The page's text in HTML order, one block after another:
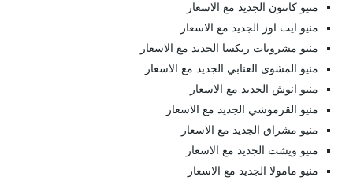
منيو كانتون الجديد مع الاسعار
منيو ايت اوز الجديد مع الاسعار
منيو مشروبات ريكسا الجديد مع الاسعار
منيو المشوى العنابي الجديد مع الاسعار
منيو انوش الجديد مع الاسعار
منيو القرموشي الجديد مع الاسعار
منيو مشراق الجديد مع الاسعار
منيو ويشت الجديد مع الاسعار
منيو مامولا الجديد مع الاسعار